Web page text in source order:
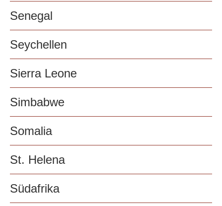
Senegal
Seychellen
Sierra Leone
Simbabwe
Somalia
St. Helena
Südafrika